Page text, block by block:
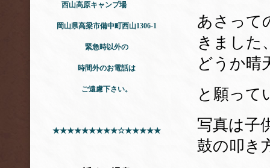
西山高原キャンプ場
岡山県高梁市備中町西山1306-1
緊急時以外の
時間外のお電話は
ご遠慮下さい。
★★★★★★★★★☆★★★★★
あさって
きました
どうか晴
と願って
写真は子
鼓の叩き